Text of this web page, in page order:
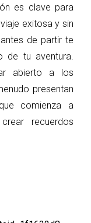
es clave para
exitosa y sin
de partir te
de tu aventura.
abierto a los
presentan
comienza a
recuerdos